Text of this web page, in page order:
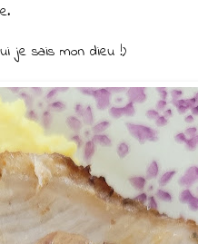
je sais mon dieu !)